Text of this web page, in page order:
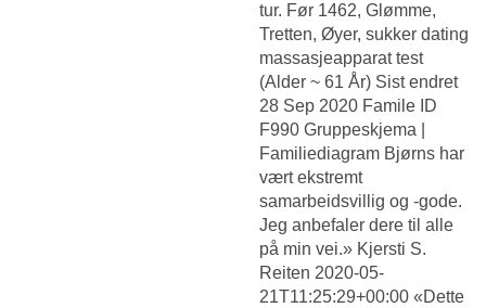
tur. Før 1462, Glømme,
Tretten, Øyer, sukker dating
massasjeapparat test
(Alder ~ 61 År) Sist endret
28 Sep 2020 Famile ID
F990 Gruppeskjema |
Familiediagram Bjørns har
vært ekstremt
samarbeidsvillig og -gode.
Jeg anbefaler dere til alle
på min vei.» Kjersti S.
Reiten 2020-05-
21T11:25:29+00:00 «Dette